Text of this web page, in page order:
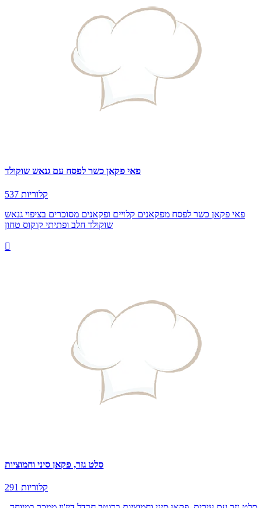
פאי פקאן כשר לפסח עם גנאש שוקולד
537 קלוריות
פאי פקאן כשר לפסח מפקאנים קלויים ופקאנים מסוכרים בציפוי גנאש
שוקולד חלב ופתיתי קוקוס טחון

סלט גזר, פקאן סיני וחמוציות
291 קלוריות